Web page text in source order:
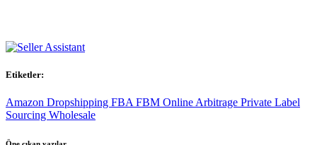
Etiketler:
Amazon Dropshipping FBA FBM Online Arbitrage Private Label
Sourcing Wholesale